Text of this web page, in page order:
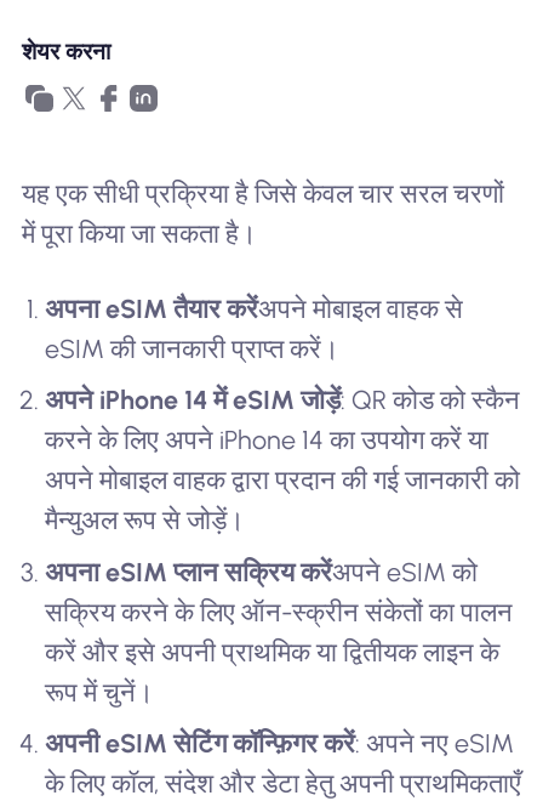
व्यापार के लिए
शेयर करना
यह एक सीधी प्रक्रिया है जिसे केवल चार सरल चरणों
में पूरा किया जा सकता है।
अपना eSIM तैयार करेंअपने मोबाइल वाहक से
eSIM की जानकारी प्राप्त करें।
अपने iPhone 14 में eSIM जोड़ें: QR कोड को स्कैन
करने के लिए अपने iPhone 14 का उपयोग करें या
अपने मोबाइल वाहक द्वारा प्रदान की गई जानकारी को
मैन्युअल रूप से जोड़ें।
अपना eSIM प्लान सक्रिय करेंअपने eSIM को
सक्रिय करने के लिए ऑन-स्क्रीन संकेतों का पालन
करें और इसे अपनी प्राथमिक या द्वितीयक लाइन के
रूप में चुनें।
अपनी eSIM सेटिंग कॉन्फ़िगर करें: अपने नए eSIM
के लिए कॉल, संदेश और डेटा हेतु अपनी प्राथमिकताएँ